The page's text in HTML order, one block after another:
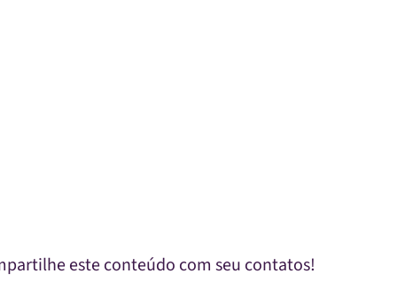
este conteúdo com seu contatos!